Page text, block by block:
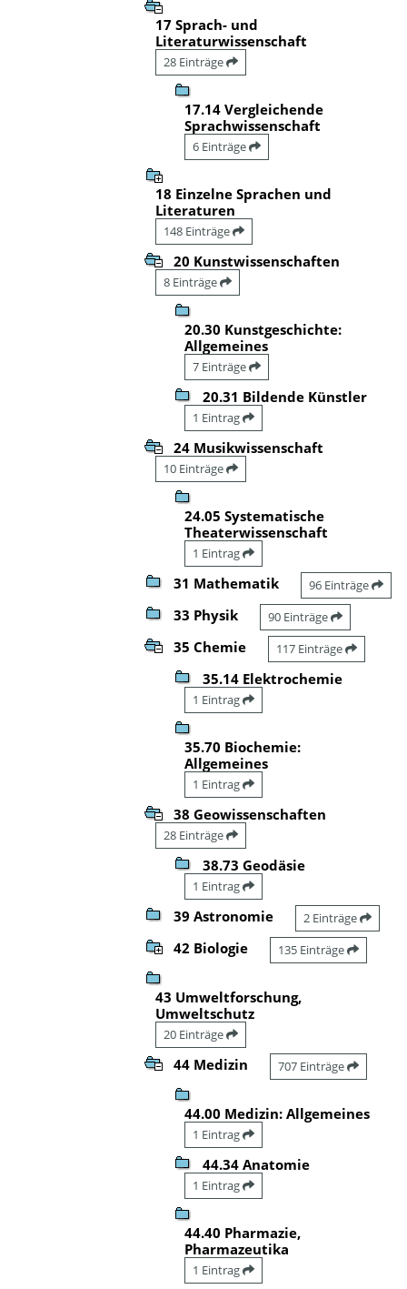
17 Sprach- und
Literaturwissenschaft
28 Einträge
17.14 Vergleichende
Sprachwissenschaft
6 Einträge
18 Einzelne Sprachen und
Literaturen
148 Einträge
20 Kunstwissenschaften
8 Einträge
20.30 Kunstgeschichte:
Allgemeines
7 Einträge
20.31 Bildende Künstler
1 Eintrag
24 Musikwissenschaft
10 Einträge
24.05 Systematische
Theaterwissenschaft
1 Eintrag
31 Mathematik 96 Einträge
33 Physik 90 Einträge
35 Chemie 117 Einträge
35.14 Elektrochemie
1 Eintrag
35.70 Biochemie:
Allgemeines
1 Eintrag
38 Geowissenschaften
28 Einträge
38.73 Geodäsie
1 Eintrag
39 Astronomie 2 Einträge
42 Biologie 135 Einträge
43 Umweltforschung,
Umweltschutz
20 Einträge
44 Medizin 707 Einträge
44.00 Medizin: Allgemeines
1 Eintrag
44.34 Anatomie
1 Eintrag
44.40 Pharmazie,
Pharmazeutika
1 Eintrag